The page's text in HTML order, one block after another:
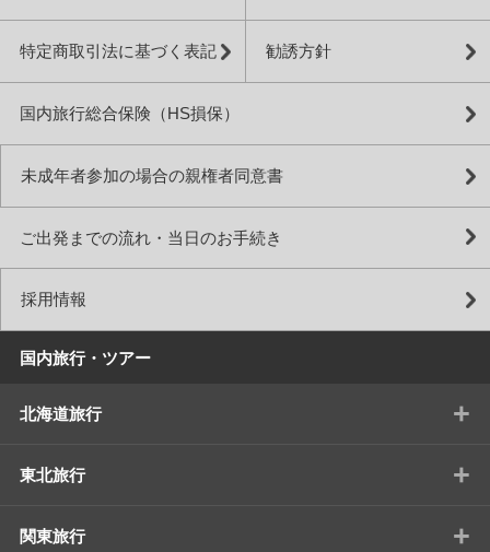
特定商取引法に基づく表記 勧誘方針
国内旅行総合保険（HS損保）
未成年者参加の場合の親権者同意書
ご出発までの流れ・当日のお手続き
採用情報
国内旅行・ツアー
北海道旅行 +
東北旅行 +
関東旅行 +